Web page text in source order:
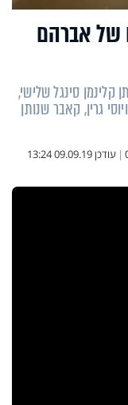
של אברהם
סינגל שלישי,
גרין, קאבר שנותן
| עודכן09.09.19 13:24